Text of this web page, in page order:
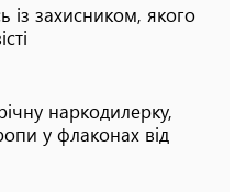
із захисником, якого
наркодилерку,
у флаконах від